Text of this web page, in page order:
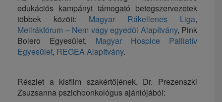
edukációs kampányt támogató betegszervezetek
többek között: Magyar Rákellenes Liga,
Mellrákfórum – Nem vagy egyedül Alapítvány, Pink
Bolero Egyesület, Magyar Hospice Palliatív
Egyesület, REGEA Alapítvány.
Részlet a kisfilm szakértőjének, Dr. Prezenszki
Zsuzsanna pszichoonkológus ajánlójából: